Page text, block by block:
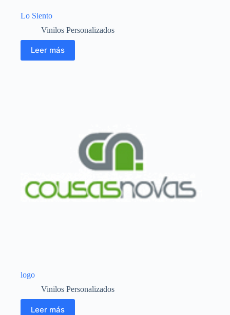
Lo Siento
Vinilos Personalizados
Leer más
logo
Vinilos Personalizados
Leer más